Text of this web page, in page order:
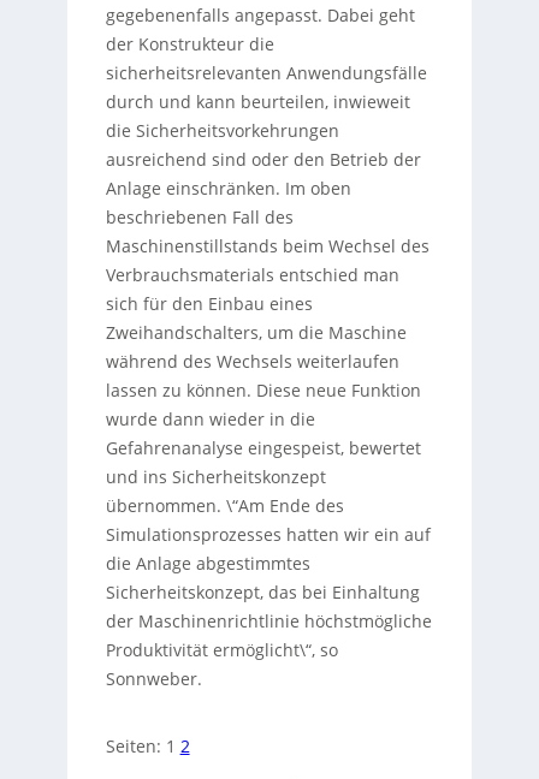
gegebenenfalls angepasst. Dabei geht
der Konstrukteur die
sicherheitsrelevanten Anwendungsfälle
durch und kann beurteilen, inwieweit
die Sicherheitsvorkehrungen
ausreichend sind oder den Betrieb der
Anlage einschränken. Im oben
beschriebenen Fall des
Maschinenstillstands beim Wechsel des
Verbrauchsmaterials entschied man
sich für den Einbau eines
Zweihandschalters, um die Maschine
während des Wechsels weiterlaufen
lassen zu können. Diese neue Funktion
wurde dann wieder in die
Gefahrenanalyse eingespeist, bewertet
und ins Sicherheitskonzept
übernommen. \“Am Ende des
Simulationsprozesses hatten wir ein auf
die Anlage abgestimmtes
Sicherheitskonzept, das bei Einhaltung
der Maschinenrichtlinie höchstmögliche
Produktivität ermöglicht\“, so
Sonnweber.
Seiten: 1 2